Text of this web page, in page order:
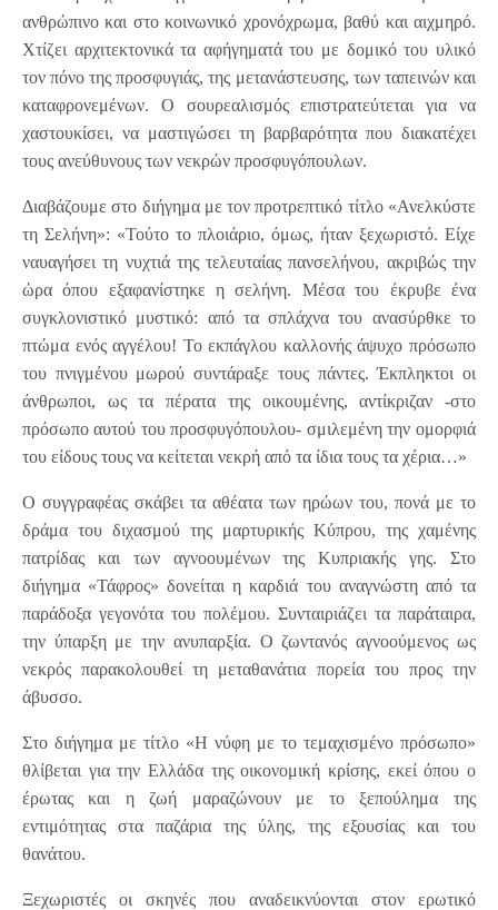
ανθρώπινο και στο κοινωνικό χρονόχρωμα, βαθύ και αιχμηρό.
Χτίζει αρχιτεκτονικά τα αφήγηματά του με δομικό του υλικό
τον πόνο της προσφυγιάς, της μετανάστευσης, των ταπεινών και
καταφρονεμένων. Ο σουρεαλισμός επιστρατεύτεται για να
χαστουκίσει, να μαστιγώσει τη βαρβαρότητα που διακατέχει
τους ανεύθυνους των νεκρών προσφυγόπουλων.
Διαβάζουμε στο διήγημα με τον προτρεπτικό τίτλο «Ανελκύστε
τη Σελήνη»: «Τούτο το πλοιάριο, όμως, ήταν ξεχωριστό. Είχε
ναυαγήσει τη νυχτιά της τελευταίας πανσελήνου, ακριβώς την
ώρα όπου εξαφανίστηκε η σελήνη. Μέσα του έκρυβε ένα
συγκλονιστικό μυστικό: από τα σπλάχνα του ανασύρθκε το
πτώμα ενός αγγέλου! Το εκπάγλου καλλονής άψυχο πρόσωπο
του πνιγμένου μωρού συντάραξε τους πάντες. Έκπληκτοι οι
άνθρωποι, ως τα πέρατα της οικουμένης, αντίκριζαν -στο
πρόσωπο αυτού του προσφυγόπουλου- σμιλεμένη την ομορφιά
του είδους τους να κείτεται νεκρή από τα ίδια τους τα χέρια…»
Ο συγγραφέας σκάβει τα αθέατα των ηρώων του, πονά με το
δράμα του διχασμού της μαρτυρικής Κύπρου, της χαμένης
πατρίδας και των αγνοουμένων της Κυπριακής γης. Στο
διήγημα «Τάφρος» δονείται η καρδιά του αναγνώστη από τα
παράδοξα γεγονότα του πολέμου. Συνταιριάζει τα παράταιρα,
την ύπαρξη με την ανυπαρξία. Ο ζωντανός αγνοούμενος ως
νεκρός παρακολουθεί τη μεταθανάτια πορεία του προς την
άβυσσο.
Στο διήγημα με τίτλο «Η νύφη με το τεμαχισμένο πρόσωπο»
θλίβεται για την Ελλάδα της οικονομική κρίσης, εκεί όπου ο
έρωτας και η ζωή μαραζώνουν με το ξεπούλημα της
εντιμότητας στα παζάρια της ύλης, της εξουσίας και του
θανάτου.
Ξεχωριστές οι σκηνές που αναδεικνύονται στον ερωτικό